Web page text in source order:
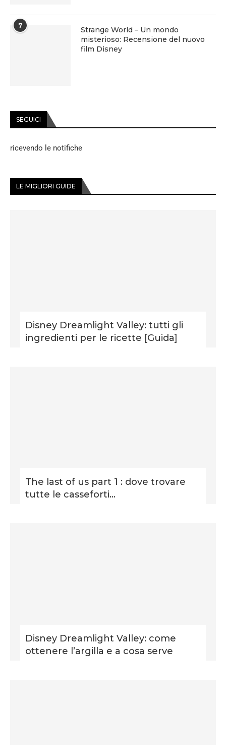
7
Strange World – Un mondo
misterioso: Recensione del nuovo
film Disney
SEGUICI
ricevendo le notifiche
LE MIGLIORI GUIDE
Disney Dreamlight Valley: tutti gli
ingredienti per le ricette [Guida]
The last of us part 1 : dove trovare
tutte le casseforti...
Disney Dreamlight Valley: come
ottenere l’argilla e a cosa serve